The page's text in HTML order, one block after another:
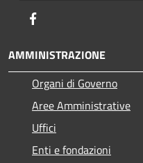
AMMINISTRAZIONE
Organi di Governo
Aree Amministrative
Uffici
Enti e fondazioni